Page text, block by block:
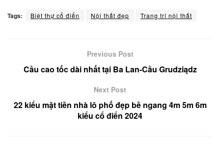
Tags: Biệt thự cổ điển Nội thất đẹp Trang trí nội thất
Previous Post
Cầu cao tốc dài nhất tại Ba Lan-Cầu Grudziądz
Next Post
22 kiểu mặt tiền nhà lô phố đẹp bề ngang 4m 5m 6m
kiểu cổ điển 2024